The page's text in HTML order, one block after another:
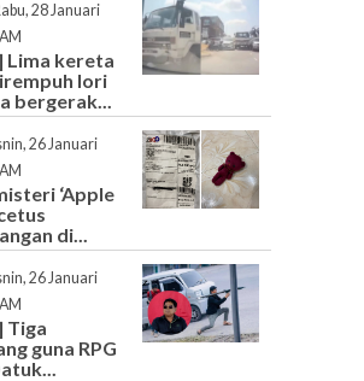
28 Januari
Lima kereta
lori
bergerak...
26 Januari
‘Apple
di...
26 Januari
Tiga
guna RPG